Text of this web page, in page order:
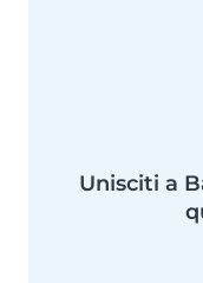
Unisciti a